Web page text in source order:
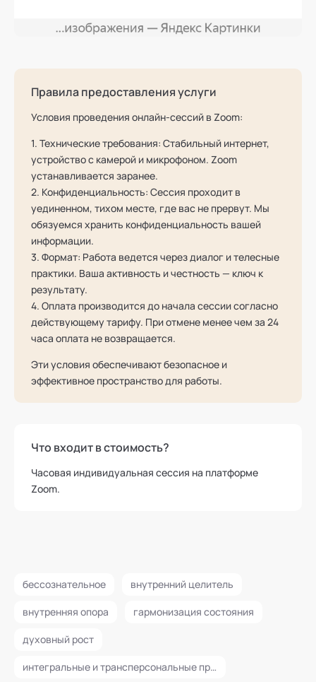
Правила предоставления услуги
Условия проведения онлайн-сессий в Zoom:
1. Технические требования: Стабильный интернет,
устройство с камерой и микрофоном. Zoom
устанавливается заранее.
2. Конфиденциальность: Сессия проходит в
уединенном, тихом месте, где вас не прервут. Мы
обязуемся хранить конфиденциальность вашей
информации.
3. Формат: Работа ведется через диалог и телесные
практики. Ваша активность и честность — ключ к
результату.
4. Оплата производится до начала сессии согласно
действующему тарифу. При отмене менее чем за 24
часа оплата не возвращается.
Эти условия обеспечивают безопасное и
эффективное пространство для работы.
Что входит в стоимость?
Часовая индивидуальная сессия на платформе
Zoom.
бессознательное внутренний целитель
внутренняя опора гармонизация состояния
духовный рост
интегральные и трансперсональные практики